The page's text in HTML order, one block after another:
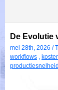
De Evolutie
mei 28th, 2026 /
workflows ,
productiesnelheid